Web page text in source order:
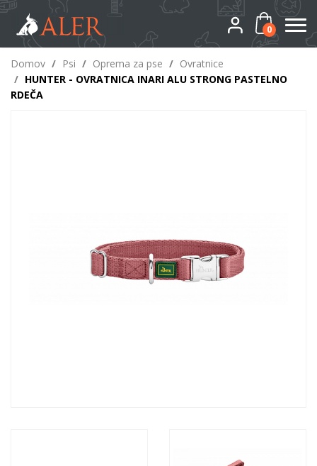
0
Domov / Psi / Oprema za pse / Ovratnice
/ HUNTER - OVRATNICA INARI ALU STRONG PASTELNO
RDEČA